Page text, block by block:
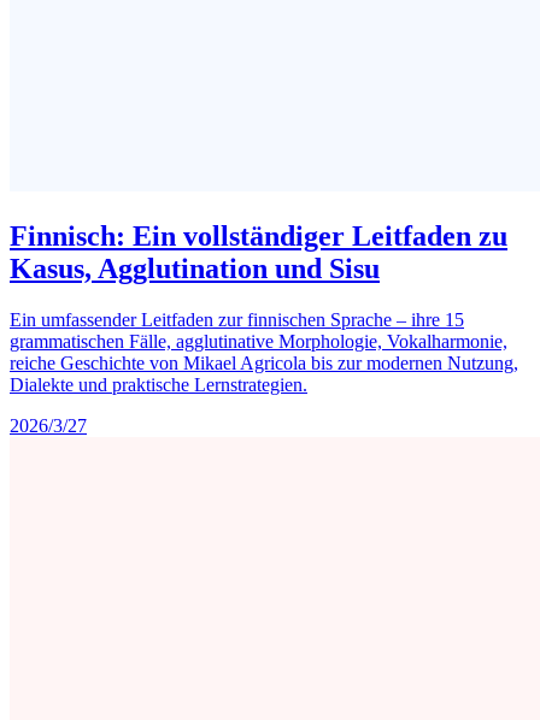
Finnisch: Ein vollständiger Leitfaden zu
Kasus, Agglutination und Sisu
Ein umfassender Leitfaden zur finnischen Sprache – ihre 15
grammatischen Fälle, agglutinative Morphologie, Vokalharmonie,
reiche Geschichte von Mikael Agricola bis zur modernen Nutzung,
Dialekte und praktische Lernstrategien.
2026/3/27